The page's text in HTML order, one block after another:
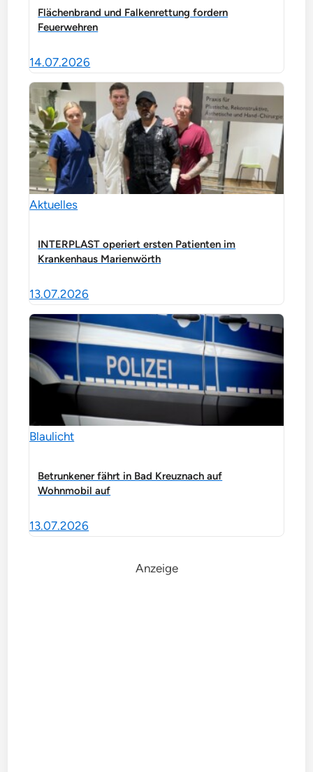
Flächenbrand und Falkenrettung fordern
Feuerwehren
14.07.2026
Aktuelles
INTERPLAST operiert ersten Patienten im
Krankenhaus Marienwörth
13.07.2026
Blaulicht
Betrunkener fährt in Bad Kreuznach auf
Wohnmobil auf
13.07.2026
Anzeige